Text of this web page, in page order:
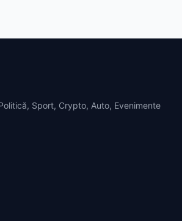
Sport, Crypto, Auto, Evenimente